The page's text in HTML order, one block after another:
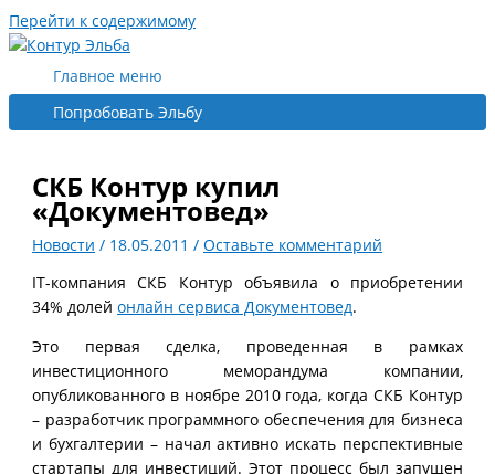
Перейти к содержимому
Главное меню
Попробовать Эльбу
СКБ Контур купил
«Документовед»
Новости / 18.05.2011/Оставьте комментарий
IT-компания СКБ Контур объявила о приобретении
34% долейонлайн сервиса Документовед.
Это первая сделка, проведенная в рамках
инвестиционного меморандума компании,
опубликованного в ноябре 2010 года, когда СКБ Контур
– разработчик программного обеспечения для бизнеса
и бухгалтерии – начал активно искать перспективные
стартапы для инвестиций. Этот процесс был запущен